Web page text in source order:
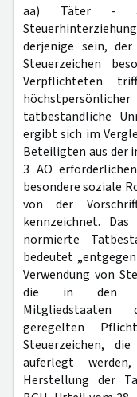
aa) Täter -
derjenige sein,
Steuerzeichen
Verpflichteten
tatbestandliche
ergibt sich im
Beteiligten aus der
3 AO
besondere soziale
von der
kennzeichnet.
normierte
bedeutet
Verwendung von
die in den
Mitgliedstaaten
geregelten
Steuerzeichen,
auferlegt
Herstellung der